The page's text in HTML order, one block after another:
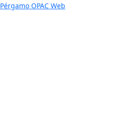
Pérgamo OPAC Web